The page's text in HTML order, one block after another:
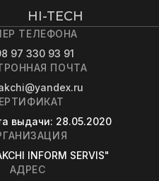
HI-TECH
ТЕЛЕФОНА
97 330 93 91
ПОЧТА
выдачи: 28.05.2020
INFORM SERVIS"
АДРЕС